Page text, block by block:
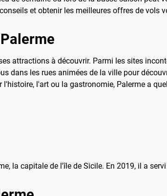
et obtenir les meilleures offres de vols
attractions à découvrir. Parmi les sites
dans les rues animées de la ville pour
l'art ou la gastronomie, Palerme a
la capitale de l'île de Sicile. En 2019, il a